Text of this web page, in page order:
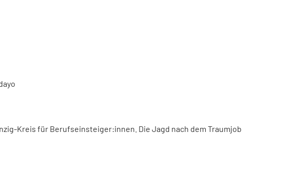
Kreis für Berufseinsteiger:innen. Die Jagd nach dem Traumjob